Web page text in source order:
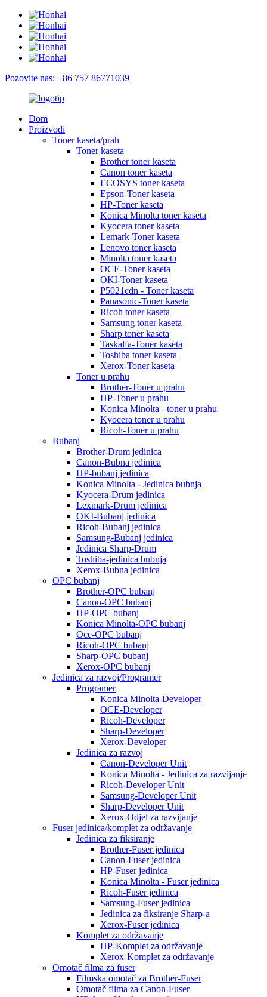
Pozovite nas: +86 757 86771039
Dom
Proizvodi
Toner kaseta/prah
Toner kaseta
Brother toner kaseta
Canon toner kaseta
ECOSYS toner kaseta
Epson-Toner kaseta
HP-Toner kaseta
Konica Minolta toner kaseta
Kyocera toner kaseta
Lemark-Toner kaseta
Lenovo toner kaseta
Minolta toner kaseta
OCE-Toner kaseta
OKI-Toner kaseta
P5021cdn - Toner kaseta
Panasonic-Toner kaseta
Ricoh toner kaseta
Samsung toner kaseta
Sharp toner kaseta
Taskalfa-Toner kaseta
Toshiba toner kaseta
Xerox-Toner kaseta
Toner u prahu
Brother-Toner u prahu
HP-Toner u prahu
Konica Minolta - toner u prahu
Kyocera toner u prahu
Ricoh-Toner u prahu
Bubanj
Brother-Drum jedinica
Canon-Bubna jedinica
HP-bubanj jedinica
Konica Minolta - Jedinica bubnja
Kyocera-Drum jedinica
Lexmark-Drum jedinica
OKI-Bubanj jedinica
Ricoh-Bubanj jedinica
Samsung-Bubanj jedinica
Jedinica Sharp-Drum
Toshiba-jedinica bubnja
Xerox-Bubna jedinica
OPC bubanj
Brother-OPC bubanj
Canon-OPC bubanj
HP-OPC bubanj
Konica Minolta-OPC bubanj
Oce-OPC bubanj
Ricoh-OPC bubanj
Sharp-OPC bubanj
Xerox-OPC bubanj
Jedinica za razvoj/Programer
Programer
Konica Minolta-Developer
OCE-Developer
Ricoh-Developer
Sharp-Developer
Xerox-Developer
Jedinica za razvoj
Canon-Developer Unit
Konica Minolta - Jedinica za razvijanje
Ricoh-Developer Unit
Samsung-Developer Unit
Sharp-Developer Unit
Xerox-Odjel za razvijanje
Fuser jedinica/komplet za održavanje
Jedinica za fiksiranje
Brother-Fuser jedinica
Canon-Fuser jedinica
HP-Fuser jedinica
Konica Minolta - Fuser jedinica
Ricoh-Fuser jedinica
Samsung-Fuser jedinica
Jedinica za fiksiranje Sharp-a
Xerox-Fuser jedinica
Komplet za održavanje
HP-Komplet za održavanje
Xerox-Komplet za održavanje
Omotač filma za fuser
Filmska omotač za Brother-Fuser
Omotač filma za Canon-Fuser